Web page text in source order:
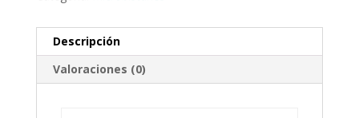
Descripción
Valoraciones (0)